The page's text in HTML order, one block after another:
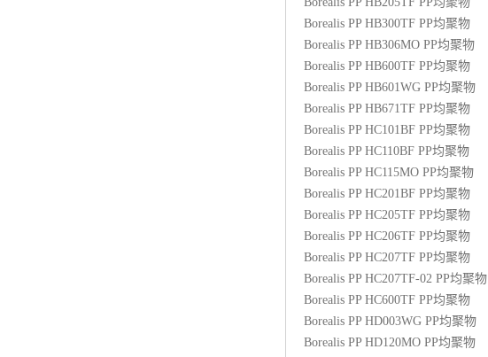
Borealis PP HB300TF PP均聚物
Borealis PP HB306MO PP均聚物
Borealis PP HB600TF PP均聚物
Borealis PP HB601WG PP均聚物
Borealis PP HB671TF PP均聚物
Borealis PP HC101BF PP均聚物
Borealis PP HC110BF PP均聚物
Borealis PP HC115MO PP均聚物
Borealis PP HC201BF PP均聚物
Borealis PP HC205TF PP均聚物
Borealis PP HC206TF PP均聚物
Borealis PP HC207TF PP均聚物
Borealis PP HC207TF-02 PP均聚物
Borealis PP HC600TF PP均聚物
Borealis PP HD003WG PP均聚物
Borealis PP HD120MO PP均聚物